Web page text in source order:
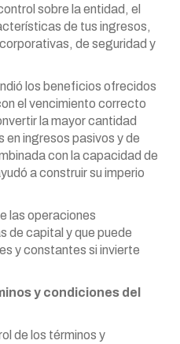
sobre la entidad, el
de tus ingresos,
de seguridad y
los beneficios ofrecidos
el vencimiento correcto
la mayor cantidad
en ingresos pasivos y de
con la capacidad de
a construir su imperio
las operaciones
de capital y que puede
y constantes si invierte
y condiciones del
de los términos y